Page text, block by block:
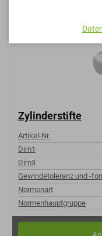
Zylinderstifte
Artikel-Nr.
Dim1
Dim3
Gewindetoleranz und -
Normenart
Normenhauptgruppe